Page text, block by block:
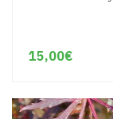
15,00€